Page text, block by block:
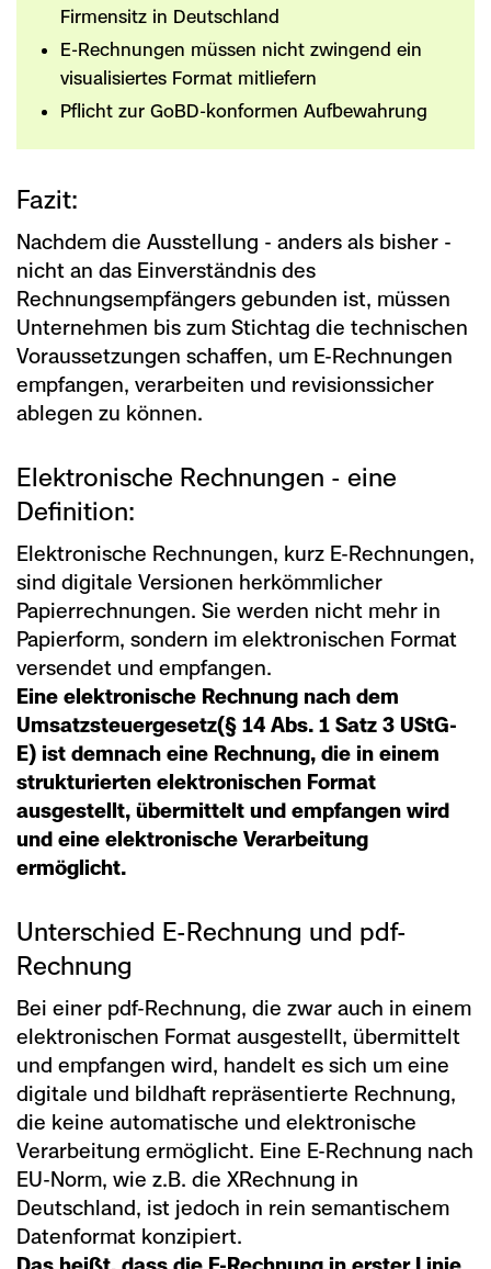
Firmensitz in Deutschland
E-Rechnungen müssen nicht zwingend ein
visualisiertes Format mitliefern
Pflicht zur GoBD-konformen Aufbewahrung
Fazit:
Nachdem die Ausstellung - anders als bisher -
nicht an das Einverständnis des
Rechnungsempfängers gebunden ist, müssen
Unternehmen bis zum Stichtag die technischen
Voraussetzungen schaffen, um E-Rechnungen
empfangen, verarbeiten und revisionssicher
ablegen zu können.
Elektronische Rechnungen - eine
Definition:
Elektronische Rechnungen, kurz E-Rechnungen,
sind digitale Versionen herkömmlicher
Papierrechnungen. Sie werden nicht mehr in
Papierform, sondern im elektronischen Format
versendet und empfangen.
Eine elektronische Rechnung nach dem
Umsatzsteuergesetz(§ 14 Abs. 1 Satz 3 UStG-
E) ist demnach eine Rechnung, die in einem
strukturierten elektronischen Format
ausgestellt, übermittelt und empfangen wird
und eine elektronische Verarbeitung
ermöglicht.
Unterschied E-Rechnung und pdf-
Rechnung
Bei einer pdf-Rechnung, die zwar auch in einem
elektronischen Format ausgestellt, übermittelt
und empfangen wird, handelt es sich um eine
digitale und bildhaft repräsentierte Rechnung,
die keine automatische und elektronische
Verarbeitung ermöglicht. Eine E-Rechnung nach
EU-Norm, wie z.B. die XRechnung in
Deutschland, ist jedoch in rein semantischem
Datenformat konzipiert.